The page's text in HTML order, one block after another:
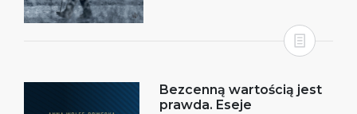
Bezcenną wartością jest
prawda. Eseje